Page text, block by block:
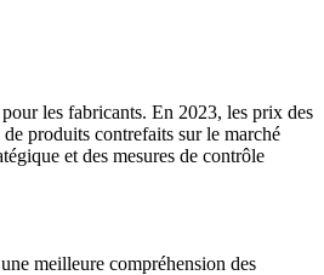
les fabricants. En 2023, les prix des
produits contrefaits sur le marché
et des mesures de contrôle
meilleure compréhension des